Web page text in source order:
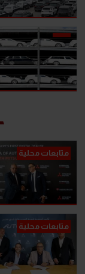
متابعات محلية
متابعات محلية